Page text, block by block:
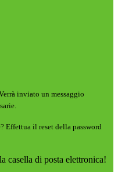
inviato un messaggio
Effettua il reset della password
casella di posta elettronica!